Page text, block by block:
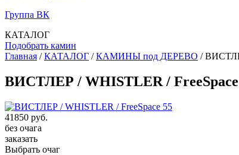
Группа ВК
КАТАЛОГ
Подобрать камин
Главная / КАТАЛОГ / КАМИНЫ под ДЕРЕВО /
ВИСТЛЕР / WHISTLER / FreeSpace
41850 руб.
без очага
заказать
Выбрать очаг